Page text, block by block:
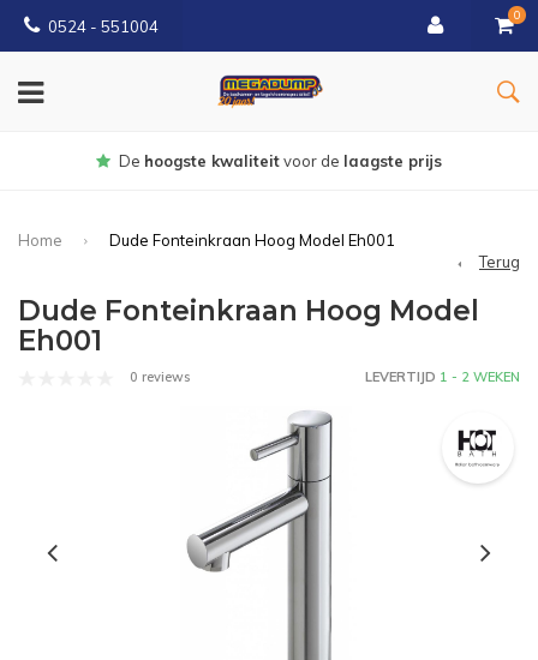
0524 - 551004
0
voor delaagste prijs
Home
Dude Fonteinkraan Hoog Model Eh001
Terug
Dude Fonteinkraan Hoog Model
Eh001
0 reviews LEVERTIJD 1 - 2 WEKEN